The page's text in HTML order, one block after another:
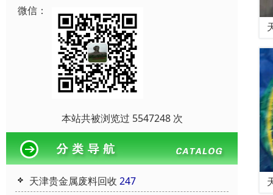
微信：
本站共被浏览过 5547248 次
天津贵金属废料回收 247